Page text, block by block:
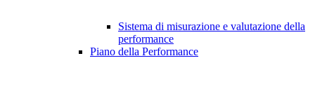
Sistema di misurazione e valutazione della
performance
Piano della Performance